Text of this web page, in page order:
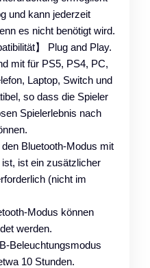
und kann jederzeit
es nicht benötigt wird.
】 Plug and Play.
mit für PS5, PS4, PC,
Laptop, Switch und
so dass die Spieler
Spielerlebnis nach
Bluetooth-Modus mit
ist ein zusätzlicher
(nicht im
Modus können
werden.
Beleuchtungsmodus
10 Stunden.